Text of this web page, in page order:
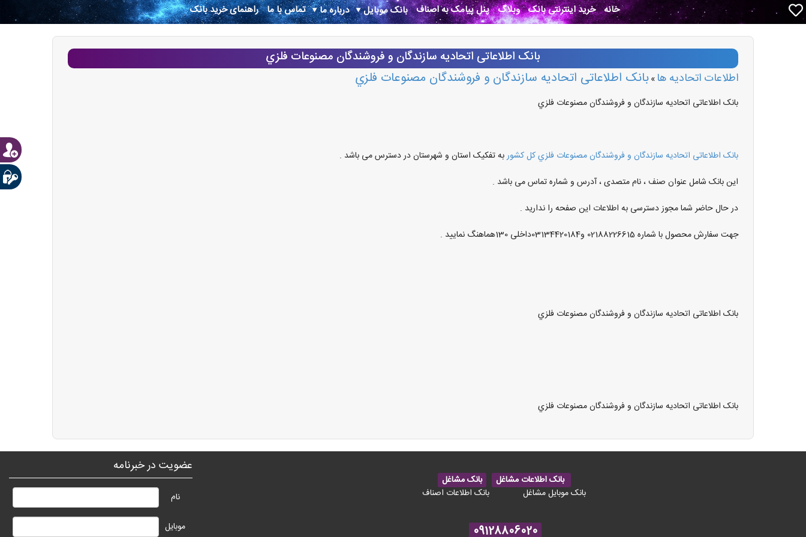
خانه خرید اینترنتی بانک وبلاگ پنل پیامک به اصناف بانک موبایل درباره ما تماس با ما راهنمای خرید بانک
بانک اطلاعاتی اتحاديه سازندگان و فروشندگان مصنوعات فلزي
اطلاعات اتحادیه ها »بانک اطلاعاتی اتحاديه سازندگان و فروشندگان مصنوعات فلزي
بانک اطلاعاتی اتحاديه سازندگان و فروشندگان مصنوعات فلزي
بانک اطلاعاتی اتحاديه سازندگان و فروشندگان مصنوعات فلزي کل کشوربه تفکیک استان و شهرستان در دسترس می باشد .
این بانک شامل عنوان صنف ، نام متصدی ، آدرس و شماره تماس می باشد .
در حال حاضر شما مجوز دسترسی به اطلاعات این صفحه را ندارید .
جهت سفارش محصول با شماره 02188226615 و03134420184داخلی 130هماهنگ نمایید .
بانک اطلاعاتی اتحاديه سازندگان و فروشندگان مصنوعات فلزي
بانک اطلاعاتی اتحاديه سازندگان و فروشندگان مصنوعات فلزي
بانک اطلاعات مشاغل
بانک مشاغل
بانک موبایل مشاغل
بانک اطلاعات اصناف
09128806020
عضویت در خبرنامه
نام
موبایل